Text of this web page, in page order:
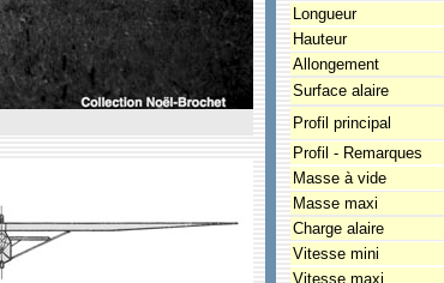
Longueur
Hauteur
Allongement
Surface alaire
Profil principal
Profil - Remarques
Masse à vide
Masse maxi
Charge alaire
Vitesse mini
Vitesse maxi